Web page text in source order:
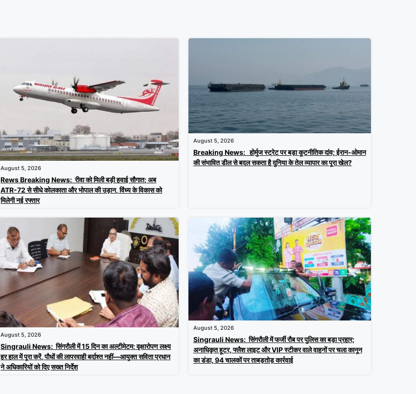
August 5, 2026
Rews Breaking News: रीवा को मिली बड़ी हवाई सौगात; अब
ATR-72 से सीधे कोलकाता और भोपाल की उड़ान, विंध्य के विकास को
मिलेगी नई रफ्तार
August 5, 2026
Breaking News: होर्मुज स्ट्रेट पर बड़ा कूटनीतिक दांव; ईरान-ओमान
की संभावित डील से बदल सकता है दुनिया के तेल व्यापार का पूरा खेल?
August 5, 2026
Singrauli News: सिंगरौली में 15 दिन का अल्टीमेटम; वृक्षारोपण लक्ष्य
हर हाल में पूरा करें, पौधों की लापरवाही बर्दाश्त नहीं—आयुक्त सविता प्रधान
ने अधिकारियों को दिए सख्त निर्देश
August 5, 2026
Singrauli News: सिंगरौली में फर्जी रौब पर पुलिस का बड़ा प्रहार;
अनाधिकृत हूटर, फ्लैश लाइट और VIP स्टीकर वाले वाहनों पर चला कानून
का डंडा, 94 चालकों पर ताबड़तोड़ कार्रवाई